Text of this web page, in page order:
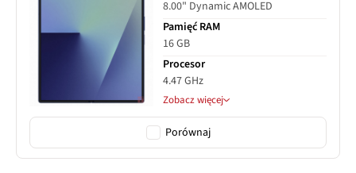
8.00" Dynamic AMOLED
Pamięć RAM
16 GB
Procesor
4.47 GHz
Zobacz więcej
Porównaj